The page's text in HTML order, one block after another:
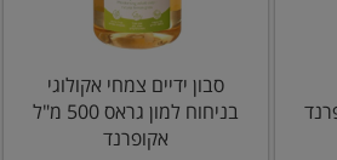
סבון ידיים צמחי אקולוגי
בניחוח למון גראס 500 מ"ל
אקופרנד